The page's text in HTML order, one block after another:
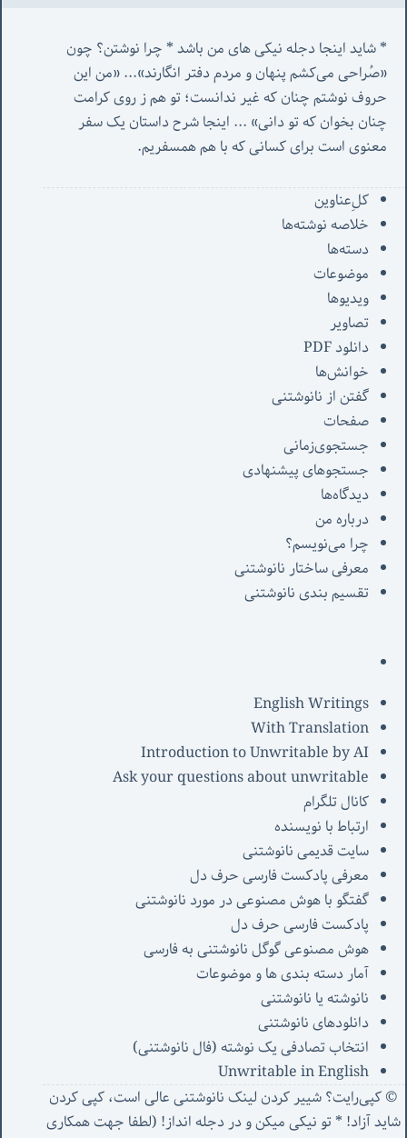
«صُراحی می‌کشم پنهان‌ و مردم‌ دفتر انگارند»... «
چنان بخوان که تو دانی» ...
معنوی است برای کسانی که با هم همسفریم.
کل‌ِعناوین
خلاصه نوشته‌ها
دسته‌ها
موضوعات
ویدیوها
تصاویر
دانلود PDF
خوانش‌ها
گفتن از نانوشتنی
صفحات
جستجوی‌زمانی
جستجوهای پیشنهادی
دیدگاه‌ها
درباره من
چرا می‌نویسم؟
معرفی‌ ساختار نانوشتنی
تقسیم بندی نانوشتنی
English Writings
With Translation
Introduction to Unwritable by AI
Ask your questions about unwritable
کانال تلگرام
ارتباط با نویسنده
سایت قدیمی نانوشتنی
معرفی پادکست فارسی حرف دل
گفتگو با هوش مصنوعی در مورد نانوشتنی
پادکست فارسی حرف دل
هوش مصنوعی گوگل نانوشتنی به فارسی
آمار دسته بندی ها و موضوعات
نانوشته یا نانوشتنی
دانلودهای نانوشتنی
انتخاب تصادفی یک نوشته (فال نانوشتنی)
Unwritable in English
© کپی‌رایت؟ شییر کردن لینک نانوشتنی عالی است، کپی کردن
شاید آزاد! * تو نیکی میکن و در دجله انداز! (لطفا جهت همکاری